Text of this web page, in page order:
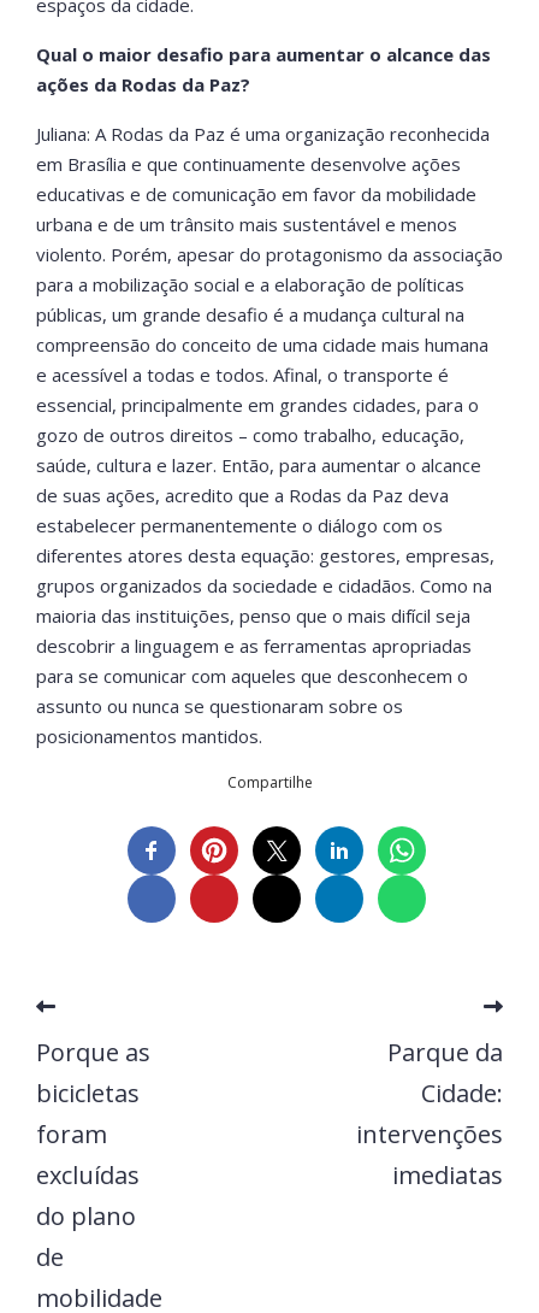
Qual o maior desafio para aumentar o alcance das
ações da Rodas da Paz?
Juliana: A Rodas da Paz é uma organização reconhecida
em Brasília e que continuamente desenvolve ações
educativas e de comunicação em favor da mobilidade
urbana e de um trânsito mais sustentável e menos
violento. Porém, apesar do protagonismo da associação
para a mobilização social e a elaboração de políticas
públicas, um grande desafio é a mudança cultural na
compreensão do conceito de uma cidade mais humana
e acessível a todas e todos. Afinal, o transporte é
essencial, principalmente em grandes cidades, para o
gozo de outros direitos – como trabalho, educação,
saúde, cultura e lazer. Então, para aumentar o alcance
de suas ações, acredito que a Rodas da Paz deva
estabelecer permanentemente o diálogo com os
diferentes atores desta equação: gestores, empresas,
grupos organizados da sociedade e cidadãos. Como na
maioria das instituições, penso que o mais difícil seja
descobrir a linguagem e as ferramentas apropriadas
para se comunicar com aqueles que desconhecem o
assunto ou nunca se questionaram sobre os
posicionamentos mantidos.
Compartilhe
Porque as
bicicletas
foram
excluídas
do plano
de
mobilidade
Parque da
Cidade:
intervenções
imediatas